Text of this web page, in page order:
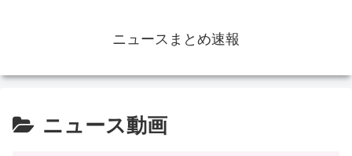
ニュースまとめ速報
ニュース動画